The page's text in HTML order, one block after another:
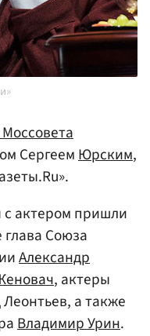
СергеемЮрским,
с актером пришли
Союза
Александр
, актеры
а также
Владимир Урин.